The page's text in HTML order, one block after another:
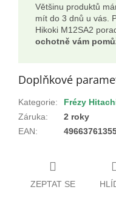
Většinu produktů
mít do 3 dnů u vás.
Hikoki M12SA2
ochotně vám
Doplňkové
Kategorie:
Frézy
Záruka:
2 roky
EAN:
ZEPTAT SE